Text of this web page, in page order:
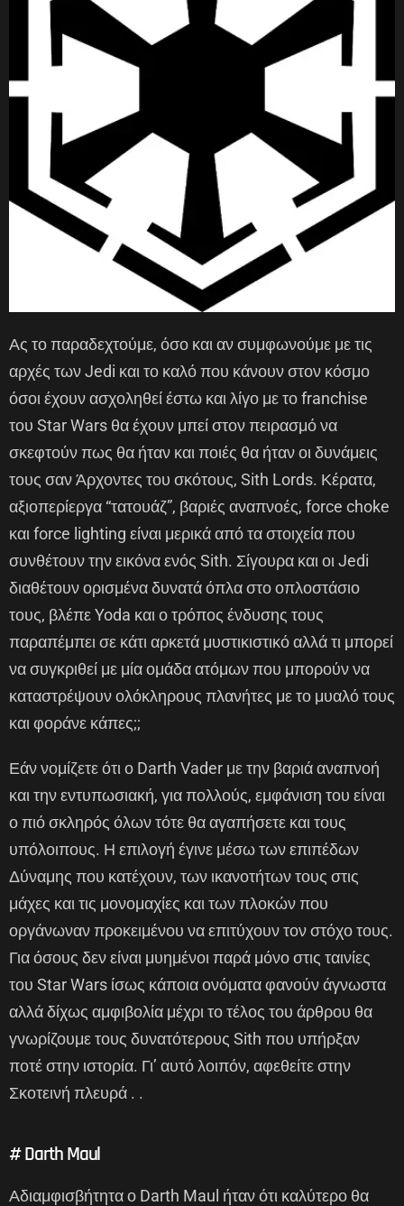
Ας το παραδεχτούμε, όσο και αν συμφωνούμε με τις
αρχές των Jedi και το καλό που κάνουν στον κόσμο
όσοι έχουν ασχοληθεί έστω και λίγο με το franchise
του Star Wars θα έχουν μπεί στον πειρασμό να
σκεφτούν πως θα ήταν και ποιές θα ήταν οι δυνάμεις
τους σαν Άρχοντες του σκότους, Sith Lords. Κέρατα,
αξιοπερίεργα “τατουάζ”, βαριές αναπνοές, force choke
και force lighting είναι μερικά από τα στοιχεία που
συνθέτουν την εικόνα ενός Sith. Σίγουρα και οι Jedi
διαθέτουν ορισμένα δυνατά όπλα στο οπλοστάσιο
τους, βλέπε Yoda και ο τρόπος ένδυσης τους
παραπέμπει σε κάτι αρκετά μυστικιστικό αλλά τι μπορεί
να συγκριθεί με μία ομάδα ατόμων που μπορούν να
καταστρέψουν ολόκληρους πλανήτες με το μυαλό τους
και φοράνε κάπες;;
Εάν νομίζετε ότι ο Darth Vader με την βαριά αναπνοή
και την εντυπωσιακή, για πολλούς, εμφάνιση του είναι
ο πιό σκληρός όλων τότε θα αγαπήσετε και τους
υπόλοιπους. Η επιλογή έγινε μέσω των επιπέδων
Δύναμης που κατέχουν, των ικανοτήτων τους στις
μάχες και τις μονομαχίες και των πλοκών που
οργάνωναν προκειμένου να επιτύχουν τον στόχο τους.
Για όσους δεν είναι μυημένοι παρά μόνο στις ταινίες
του Star Wars ίσως κάποια ονόματα φανούν άγνωστα
αλλά δίχως αμφιβολία μέχρι το τέλος του άρθρου θα
γνωρίζουμε τους δυνατότερους Sith που υπήρξαν
ποτέ στην ιστορία. Γι’ αυτό λοιπόν, αφεθείτε στην
Σκοτεινή πλευρά . .
# Darth Maul
Αδιαμφισβήτητα ο Darth Maul ήταν ότι καλύτερο θα